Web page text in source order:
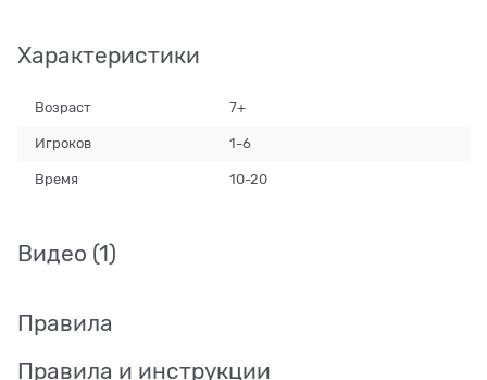
Характеристики
Возраст 7+
Игроков 1-6
Время 10-20
Видео (1)
Правила
Правила и инструкции